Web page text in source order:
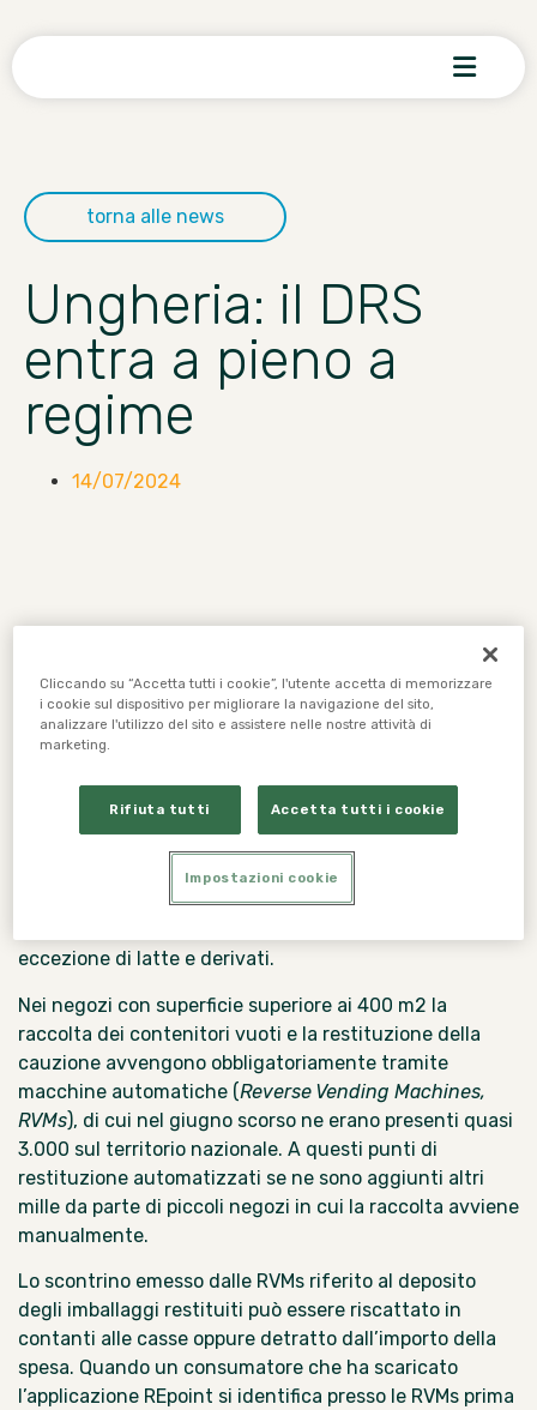
torna alle news
Ungheria: il DRS
entra a pieno a
regime
14/07/2024
Il Sistema di deposito cauzionale dell’Ungheria, partito il
1° gennaio 2024, è entrato a pieno regime il 1° luglio
scorso dopo un periodo di transizione di sei mesi in cui
è stato ancora possibile commercializzare bevande in
Come anticipato in un nostro precedente articolo
metallo, plastica e vetro di dimensioni da 0,1 a 3 litri, ai
quali è applicata una cauzione di 50 HUF (circa 13
eccezione di latte e derivati.
Nei negozi con superficie superiore ai 400 m2 la
raccolta dei contenitori vuoti e la restituzione della
cauzione avvengono obbligatoriamente tramite
macchine automatiche (Reverse Vending Machines,
RVMs), di cui nel giugno scorso ne erano presenti quasi
3.000 sul territorio nazionale. A questi punti di
restituzione automatizzati se ne sono aggiunti altri
mille da parte di piccoli negozi in cui la raccolta avviene
manualmente.
Lo scontrino emesso dalle RVMs riferito al deposito
degli imballaggi restituiti può essere riscattato in
contanti alle casse oppure detratto dall’importo della
spesa. Quando un consumatore che ha scaricato
l’applicazione REpoint si identifica presso le RVMs prima
Cliccando su “Accetta tutti i cookie”, l'utente accetta di memorizzare
i cookie sul dispositivo per migliorare la navigazione del sito,
analizzare l'utilizzo del sito e assistere nelle nostre attività di
marketing.
Rifiuta tutti Accetta tutti i cookie
Impostazioni cookie